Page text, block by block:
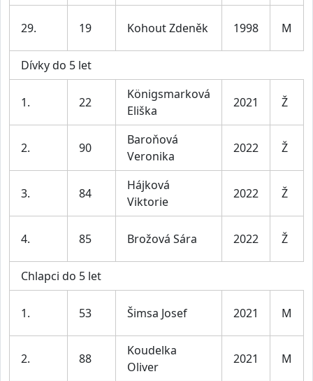
29. 19 Kohout Zdeněk 1998 M
Dívky do 5 let
1. 22
Königsmarková
Eliška
2021 Ž
2. 90
Baroňová
Veronika
2022 Ž
3. 84
Hájková
Viktorie
2022 Ž
4. 85 Brožová Sára 2022 Ž
Chlapci do 5 let
1. 53 Šimsa Josef 2021 M
2. 88
Koudelka
Oliver
2021 M